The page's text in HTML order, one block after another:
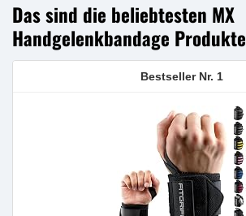
Das sind die beliebtesten MX
Handgelenkbandage Produkte
1